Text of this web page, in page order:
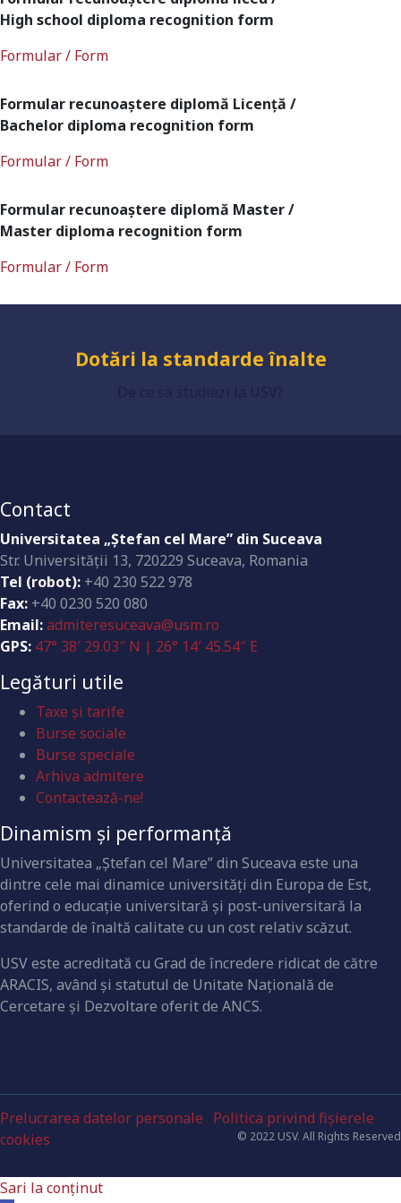
High school diploma recognition form
Formular / Form
Formular recunoaștere diplomă Licență /
Bachelor diploma recognition form
Formular / Form
Formular recunoaștere diplomă Master /
Master diploma recognition form
Formular / FormGrad de încredere ridicat
Dotări la standarde înalte
Contact
Universitatea „Ştefan cel Mare” din Suceava
Str. Universităţii 13, 720229 Suceava, Romania
Tel (robot): +40 230 522 978
Fax: +40 0230 520 080
Email:admiteresuceava@usm.ro
GPS: 47° 38′ 29.03″ N | 26° 14′ 45.54″ E
Legături utile
Taxe și tarife
Burse sociale
Burse speciale
Arhiva admitere
Contactează-ne!
Dinamism și performanță
Universitatea „Ştefan cel Mare” din Suceava este una
dintre cele mai dinamice universităţi din Europa de Est,
oferind o educaţie universitară şi post-universitară la
standarde de înaltă calitate cu un cost relativ scăzut.
USV este acreditată cu Grad de încredere ridicat de către
ARACIS, având şi statutul de Unitate Naţională de
Cercetare şi Dezvoltare oferit de ANCS.
Prelucrarea datelor personale Politica privind fișierele
cookies
© 2022 USV. All Rights Reserved
Sari la conținut